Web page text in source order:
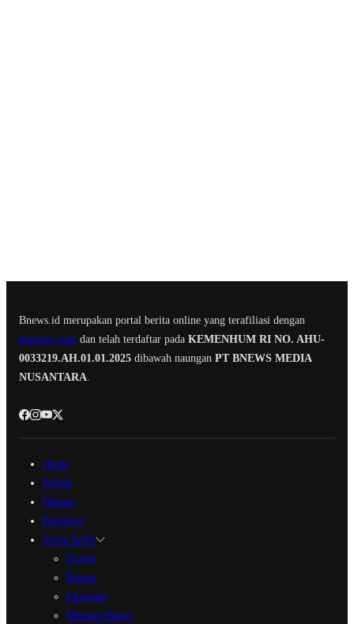
Bnews.id merupakan portal berita online yang terafiliasi dengan
bnewstv.com dan telah terdaftar pada KEMENHUM RI NO. AHU-
0033219.AH.01.01.2025 dibawah naungan PT BNEWS MEDIA
NUSANTARA.
Home
Politik
Hukum
Peristiwa
Serba Serbi
Travel
Ragam
Ekonomi
Mutiara Bnews